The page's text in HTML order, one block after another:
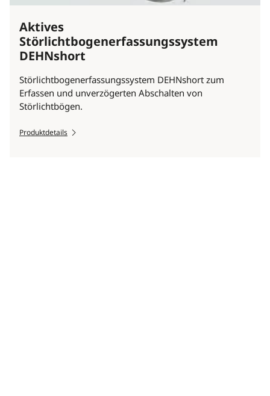
Aktives
Störlichtbogenerfassungssystem
DEHNshort
Störlichtbogenerfassungssystem DEHNshort zum
Erfassen und unverzögerten Abschalten von
Störlichtbögen.
Produktdetails